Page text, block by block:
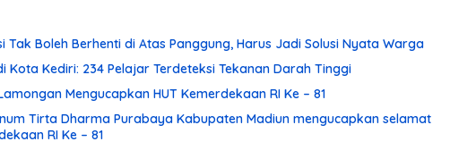
Tak Boleh Berhenti di Atas Panggung, Harus Jadi Solusi Nyata Warga
Kota Kediri: 234 Pelajar Terdeteksi Tekanan Darah Tinggi
Mengucapkan HUT Kemerdekaan RI Ke – 81
Tirta Dharma Purabaya Kabupaten Madiun mengucapkan selamat
RI Ke – 81